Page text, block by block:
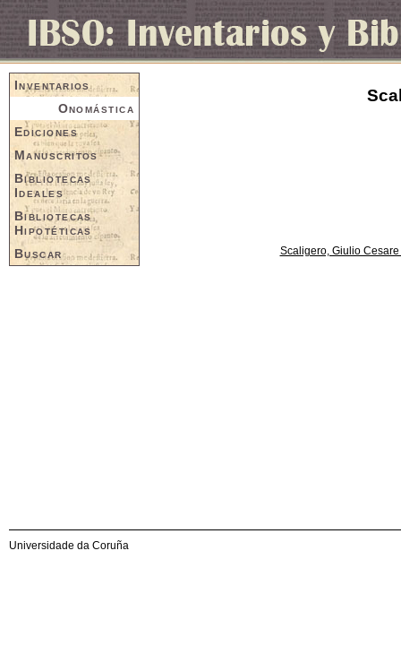
Inventarios
Onomástica
Ediciones
Manuscritos
Bibliotecas
Ideales
Bibliotecas
Hipotéticas
Buscar
Scaligero, Giulio
Universidade da Coruña